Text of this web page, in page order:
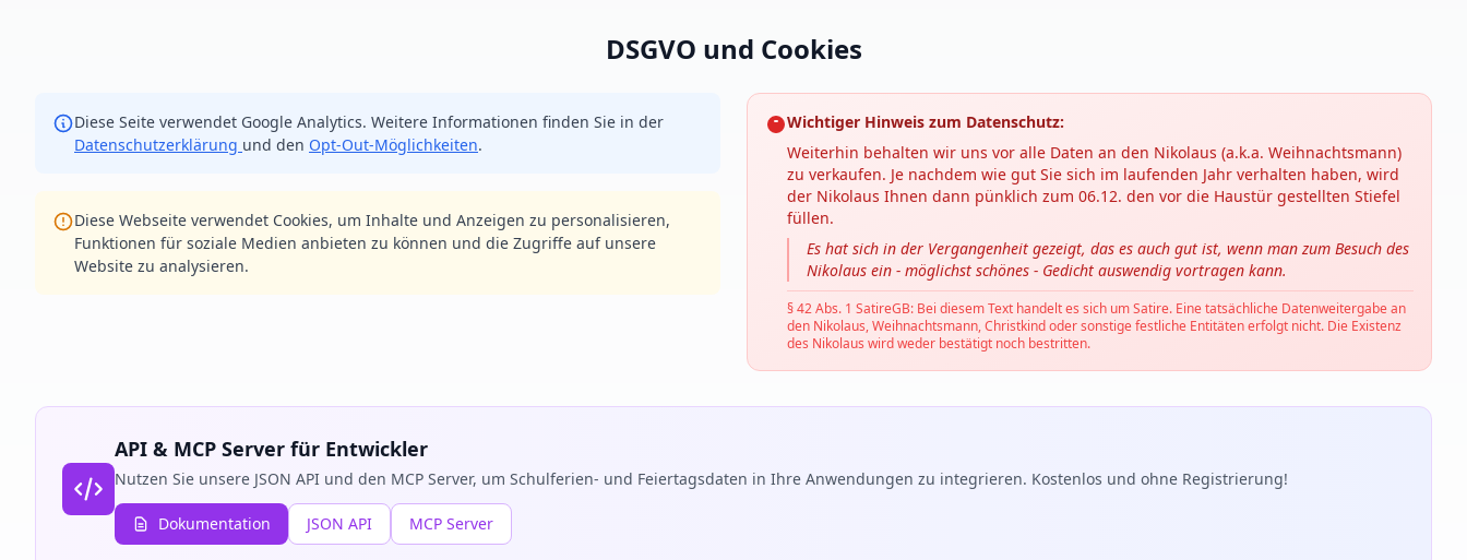
DSGVO und Cookies
Diese Seite verwendet Google Analytics. Weitere Informationen finden Sie in der
Datenschutzerklärung und den Opt-Out-Möglichkeiten.
Diese Webseite verwendet Cookies, um Inhalte und Anzeigen zu personalisieren,
Funktionen für soziale Medien anbieten zu können und die Zugriffe auf unsere
Website zu analysieren.
Wichtiger Hinweis zum Datenschutz:
Weiterhin behalten wir uns vor alle Daten an den Nikolaus (a.k.a. Weihnachtsmann)
zu verkaufen. Je nachdem wie gut Sie sich im laufenden Jahr verhalten haben, wird
der Nikolaus Ihnen dann pünklich zum 06.12. den vor die Haustür gestellten Stiefel
füllen.
Es hat sich in der Vergangenheit gezeigt, das es auch gut ist, wenn man zum Besuch des
Nikolaus ein - möglichst schönes - Gedicht auswendig vortragen kann.
§ 42 Abs. 1 SatireGB: Bei diesem Text handelt es sich um Satire. Eine tatsächliche Datenweitergabe an
den Nikolaus, Weihnachtsmann, Christkind oder sonstige festliche Entitäten erfolgt nicht. Die Existenz
des Nikolaus wird weder bestätigt noch bestritten.
API & MCP Server für Entwickler
Nutzen Sie unsere JSON API und den MCP Server, um Schulferien- und Feiertagsdaten in Ihre Anwendungen zu integrieren. Kostenlos und ohne Registrierung!
Dokumentation JSON API MCP Server